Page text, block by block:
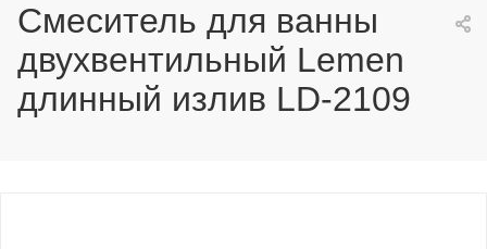
Смеситель для ванны
двухвентильный Lemen
длинный излив LD-2109